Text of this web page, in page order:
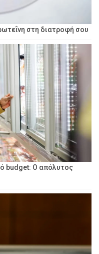
στη διατροφή σου
budget: Ο απόλυτος